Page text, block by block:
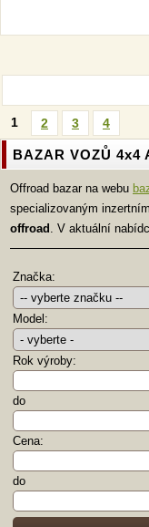
1 2 3 4
BAZAR VOZŮ 4x4
Offroad bazar na webu
specializovaným
offroad . V aktuální
Značka:
Model:
Rok výroby:
do
Cena:
do